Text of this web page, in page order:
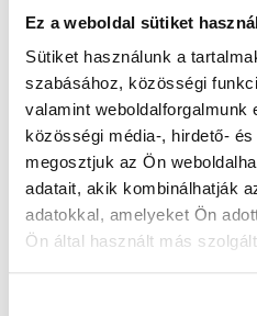
Ez a weboldal sütiket
Sütiket használunk a
szabásához, közösségi
valamint
közösségi média-, hirdető-
megosztjuk az Ön
adatait, akik kombinálhatják
adatokkal, amelyeket Ön
Ön által használt más
Összes szakterület
Főoldal
Dr. Hódi Eszter